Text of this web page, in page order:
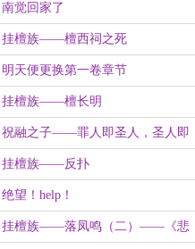
南觉回家了
挂檀族——檀西祠之死
明天便更换第一卷章节
挂檀族——檀长明
祝融之子——罪人即圣人，圣人即
罪人
挂檀族——反扑
绝望！help！
挂檀族——落凤鸣（二）——《悲